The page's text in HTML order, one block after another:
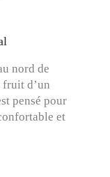
nord de
fruit d’un
pensé pour
et